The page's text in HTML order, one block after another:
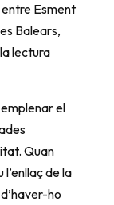
Esment
Balears,
lectura
el
Quan
de la
ho